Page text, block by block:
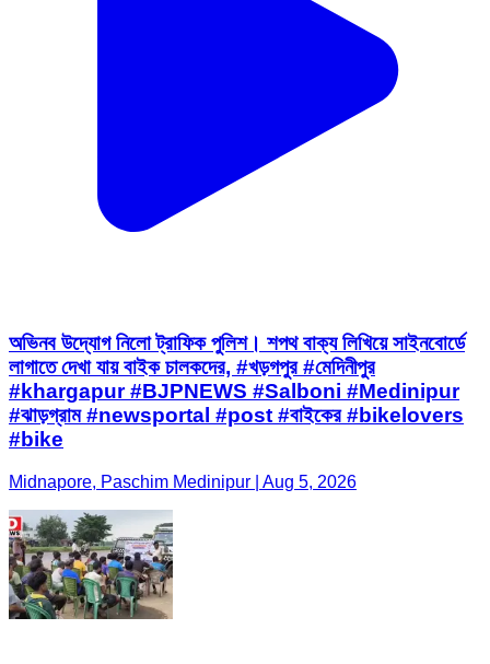
অভিনব উদ্যোগ নিলো ট্রাফিক পুলিশ। শপথ বাক্য লিখিয়ে সাইনবোর্ডে
লাগাতে দেখা যায় বাইক চালকদের, #খড়গপুর #মেদিনীপুর
#khargapur #BJPNEWS #Salboni #Medinipur
#ঝাড়গ্রাম #newsportal #post #বাইকের #bikelovers
#bike
Midnapore, Paschim Medinipur | Aug 5, 2026